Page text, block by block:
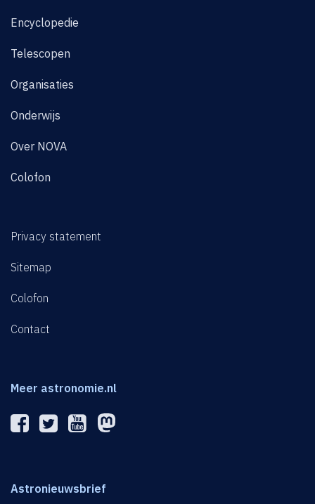
Encyclopedie
Telescopen
Organisaties
Onderwijs
Over NOVA
Colofon
Privacy statement
Sitemap
Colofon
Contact
Meer astronomie.nl
Astronieuwsbrief